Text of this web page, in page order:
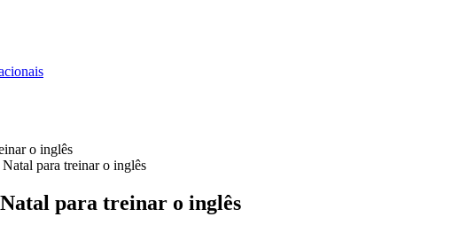
para treinar o inglês
Natal para treinar o inglês